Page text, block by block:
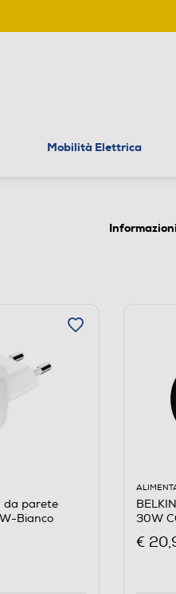
Mobilità Elettrica
da parete
Bianco
30W
€